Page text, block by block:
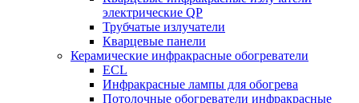
электрические QP
Трубчатые излучатели
Кварцевые панели
Керамические инфракрасные обогреватели
ECL
Инфракрасные лампы для обогрева
Потолочные обогреватели инфракрасные